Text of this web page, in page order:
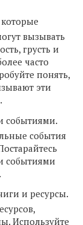
вызывать
грусть и
часто
понять,
эти
событиями.
события
событиями
и ресурсы.
Используйте